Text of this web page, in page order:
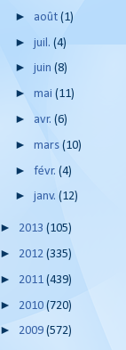
► août(1)
►juil.(4)
►juin(8)
►mai(11)
► avr.(6)
►mars(10)
►févr.(4)
►janv.(12)
► 2013 (105)
► 2012 (335)
► 2011 (439)
► 2010 (720)
► 2009 (572)